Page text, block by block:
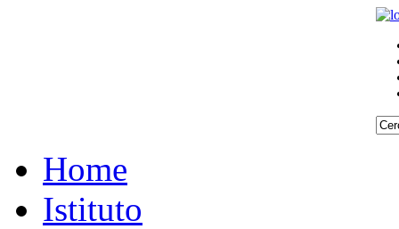
Home
Istituto